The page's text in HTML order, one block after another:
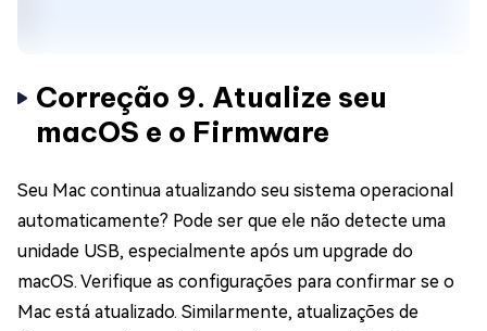
Correção 9. Atualize seu
macOS e o Firmware
Seu Mac continua atualizando seu sistema operacional
automaticamente? Pode ser que ele não detecte uma
unidade USB, especialmente após um upgrade do
macOS. Verifique as configurações para confirmar se o
Mac está atualizado. Similarmente, atualizações de